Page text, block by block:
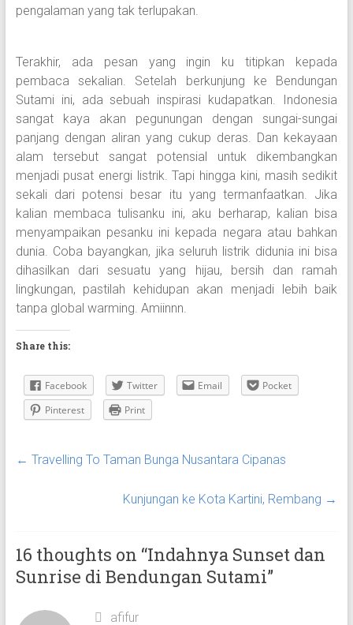
pengalaman yang tak terlupakan.
Terakhir, ada pesan yang ingin ku titipkan kepada
pembaca sekalian. Setelah berkunjung ke Bendungan
Sutami ini, ada sebuah inspirasi kudapatkan. Indonesia
sangat kaya akan pegunungan dengan sungai-sungai
panjang dengan aliran yang cukup deras. Dan kekayaan
alam tersebut sangat potensial untuk dikembangkan
menjadi pusat energi listrik. Tapi hingga kini, masih sedikit
sekali dari potensi besar itu yang termanfaatkan. Jika
kalian membaca tulisanku ini, aku berharap, kalian bisa
menyampaikan pesanku ini kepada negara atau bahkan
dunia. Coba bayangkan, jika seluruh listrik didunia ini bisa
dihasilkan dari sesuatu yang hijau, bersih dan ramah
lingkungan, pastilah kehidupan akan menjadi lebih baik
tanpa global warming. Amiinnn.
Share this:
Facebook Twitter Email
Pocket
Pinterest
Print
← Travelling To Taman Bunga Nusantara Cipanas
Kunjungan ke Kota Kartini, Rembang →
16 thoughts on “Indahnya Sunset dan
Sunrise di Bendungan Sutami”
afifur